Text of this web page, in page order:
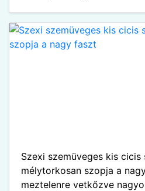
Szexi szemüveges kis cicis
mélytorkosan szopja a
meztelenre vetkőzve